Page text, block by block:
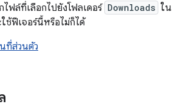
ฟล์ที่เลือกไปยังโฟลเดอร์ Downloads ใน
ช้ฟีเจอร์นี้หรือไม่ก็ได้
ที่ส่วนตัว